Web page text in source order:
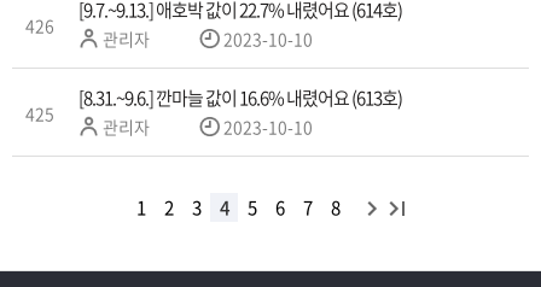
자
426
[9.7.~9.13.] 애호박 값이 22.7% 내렸어요 (614호)
작
성
자
관리자 2023-10-10
425
[8.31.~9.6.] 깐마늘 값이 16.6% 내렸어요 (613호)
작
성
관리자 2023-10-10
1 2 3 4 5 6 7 8
다